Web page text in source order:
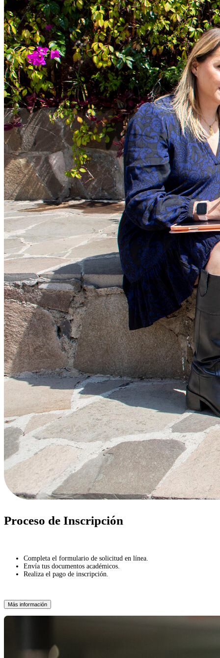
Proceso de Inscripción
Completa el formulario de solicitud en línea.
Envía tus documentos académicos.
Realiza el pago de inscripción.
Más información